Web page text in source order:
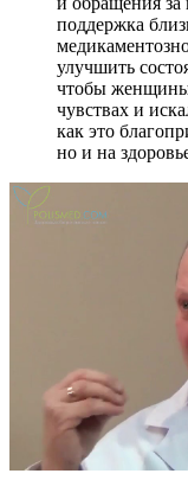
поддержка
улучшить
чтобы женщины
чувствах и
как это
но и на